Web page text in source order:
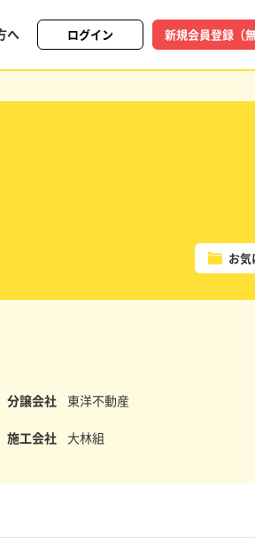
へ ログイン 新規会員登録（無
お気
分譲会社 東洋不動産
施工会社 大林組